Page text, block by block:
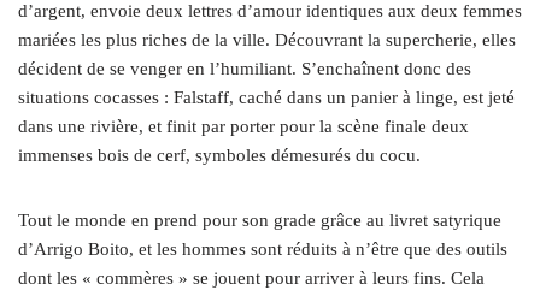
d’argent, envoie deux lettres d’amour identiques aux deux femmes
mariées les plus riches de la ville. Découvrant la supercherie, elles
décident de se venger en l’humiliant. S’enchaînent donc des
situations cocasses : Falstaff, caché dans un panier à linge, est jeté
dans une rivière, et finit par porter pour la scène finale deux
immenses bois de cerf, symboles démesurés du cocu.
Tout le monde en prend pour son grade grâce au livret satyrique
d’Arrigo Boito, et les hommes sont réduits à n’être que des outils
dont les « commères » se jouent pour arriver à leurs fins. Cela